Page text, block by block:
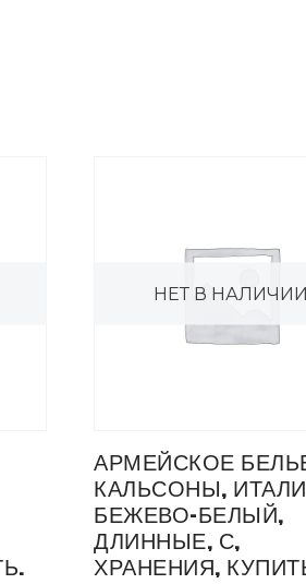
НЕТ В НАЛИЧИИ
АРМЕЙСКОЕ
КАЛЬСОНЫ,
БЕЖЕВО-БЕЛЫЙ,
ДЛИННЫЕ, С,
ХРАНЕНИЯ,